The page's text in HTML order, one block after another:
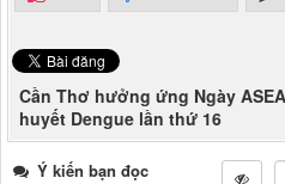
Cần Thơ hưởng ứng Ngày
huyết Dengue lần thứ 16
Ý kiến bạn đọc